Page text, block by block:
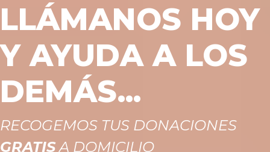
LLÁMANOS HOY
Y AYUDA A LOS
DEMÁS...
RECOGEMOS TUS DONACIONES
GRATISA DOMICILIO